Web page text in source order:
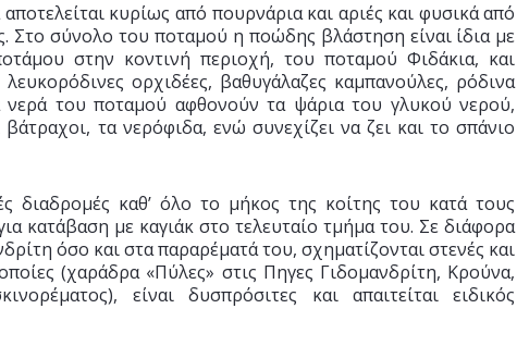
κυρίως από πουρνάρια και αριές και φυσικά από
Στο σύνολο του ποταμού η ποώδης βλάστηση είναι ίδια με
στην κοντινή περιοχή, του ποταμού Φιδάκια, και
ορχιδέες, βαθυγάλαζες καμπα­νούλες, ρόδινα
νερά του ποταμού αφθονούν τα ψάρια του γλυκού νε­ρού,
τα νερόφιδα, ενώ συνεχίζει να ζει και το σπάνιο
διαδρομές καθ’ όλο το μήκος της κοίτης του κατά τους
κατάβαση με καγιάκ στο τελευταίο τμήμα του. Σε διάφορα
όσο και στα παραρέματά του, σχηματίζονται στενές και
(χαράδρα «Πύλες» στις Πηγες Γιδομανδρίτη, Κρούνα,
είναι δυσπρόσιτες και απαιτείται ειδικός